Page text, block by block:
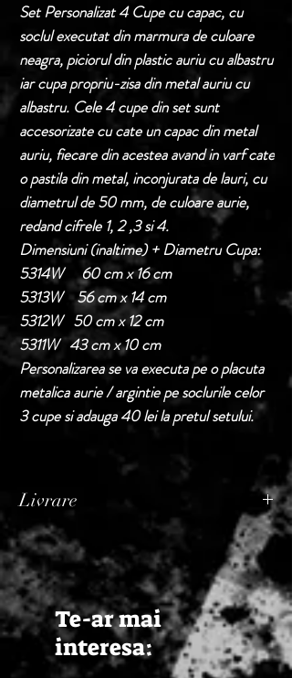
Set Personalizat 4 Cupe cu capac, cu
soclul executat din marmura de culoare
neagra, piciorul din plastic auriu cu albastru
iar cupa propriu-zisa din metal auriu cu
albastru. Cele 4 cupe din set sunt
accesorizate cu cate un capac din metal
auriu, fiecare din acestea avand in varf cate
o pastila din metal, inconjurata de lauri, cu
diametrul de 50 mm, de culoare aurie,
redand cifrele 1, 2 ,3 si 4.
Dimensiuni (inaltime) + Diametru Cupa:
5314W 60 cm x 16 cm
5313W 56 cm x 14 cm
5312W 50 cm x 12 cm
5311W 43 cm x 10 cm
Personalizarea se va executa pe o placuta
metalica aurie / argintie pe soclurile celor
3 cupe si adauga 40 lei la pretul setului.
Livrare
Termen de livrare: 1 - 2 zile lucratoare, din
momentul confirmarii comenzii de catre
Seller.
Te-ar mai
interesa: